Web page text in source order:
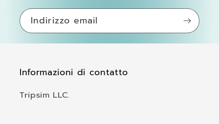
Indirizzo email
Informazioni di contatto
Tripsim LLC.